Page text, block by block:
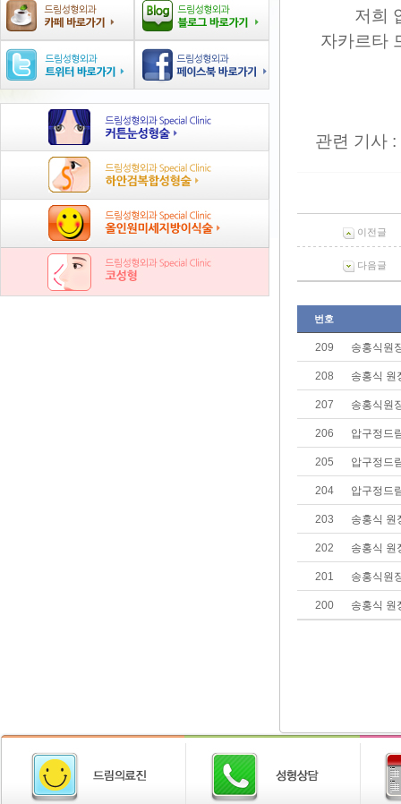
저희
자카르타
관련 기사 :
이전글
다음글
번호
209 송홍식원
208 송홍식 원
207 송홍식원
206 압구정드
205 압구정드
204 압구정드
203 송홍식 원
202 송홍식 원
201 송홍식원
200 송홍식 원